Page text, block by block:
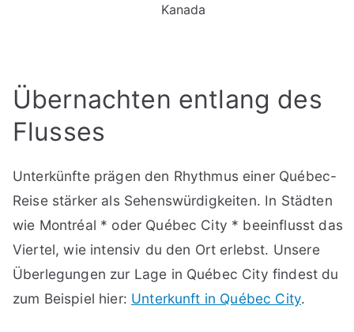
Kanada
Übernachten entlang des
Flusses
Unterkünfte prägen den Rhythmus einer Québec-
Reise stärker als Sehenswürdigkeiten. In Städten
wie Montréal * oder Québec City * beeinflusst das
Viertel, wie intensiv du den Ort erlebst. Unsere
Überlegungen zur Lage in Québec City findest du
zum Beispiel hier: Unterkunft in Québec City.